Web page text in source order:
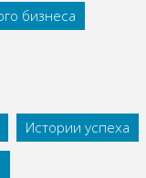
бизнеса
Истории успеха